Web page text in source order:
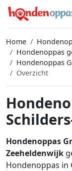
Home
Hondenoppas
Hondenoppas
Overzicht
Hondenoppas
Zeeheldenwijk
Hondenoppas in